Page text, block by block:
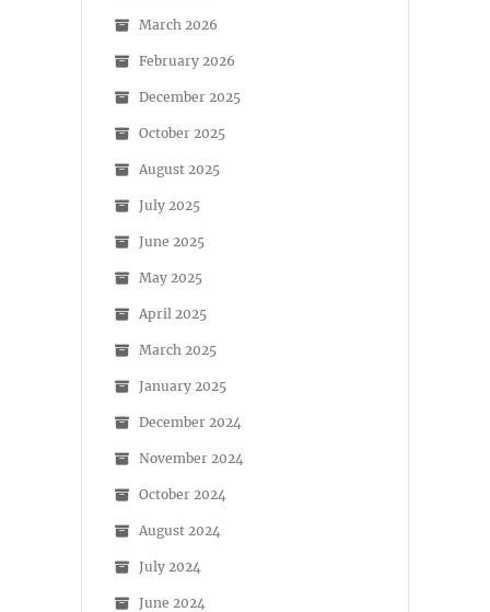
March 2026
February 2026
December 2025
October 2025
August 2025
July 2025
June 2025
May 2025
April 2025
March 2025
January 2025
December 2024
November 2024
October 2024
August 2024
July 2024
June 2024